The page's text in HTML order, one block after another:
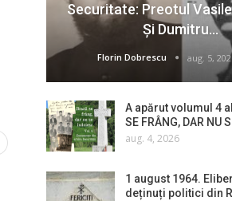
Securitate: Preotul
Și Dumitru…
Florin Dobrescu aug. 5,
A apărut volumul 4
SE FRÂNG, DAR NU
aug. 4, 2026
1 august 1964.
deținuți politici din